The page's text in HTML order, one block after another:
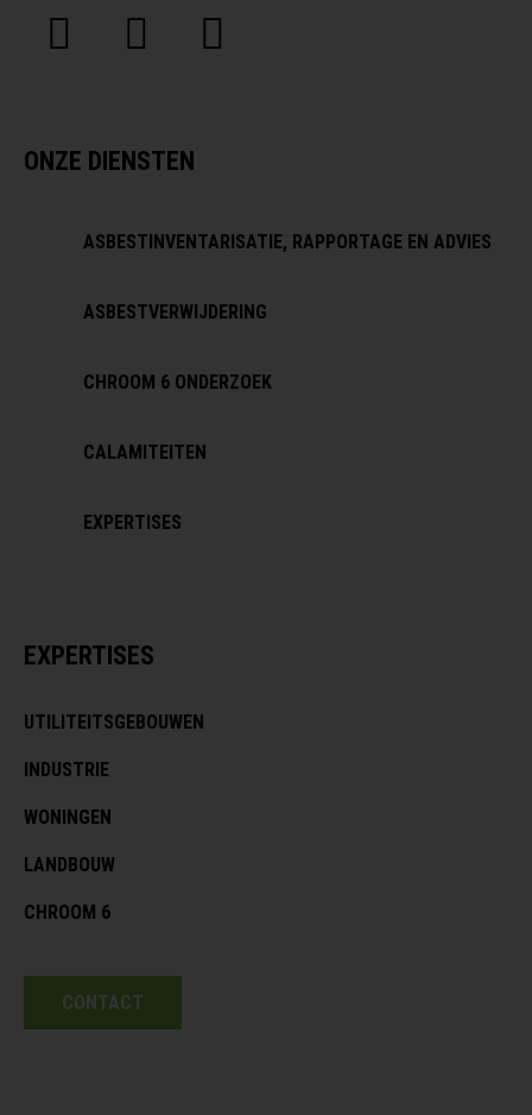
ONZE DIENSTEN
ASBESTINVENTARISATIE, RAPPORTAGE EN ADVIES
ASBESTVERWIJDERING
CHROOM 6 ONDERZOEK
CALAMITEITEN
EXPERTISES
EXPERTISES
UTILITEITSGEBOUWEN
INDUSTRIE
WONINGEN
LANDBOUW
CHROOM 6
CONTACT